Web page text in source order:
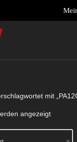
mit
angezeigt